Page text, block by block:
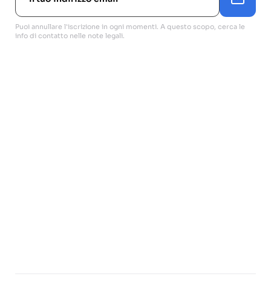
Puoi annullare l'iscrizione in ogni momenti. A questo scopo, cerca le
info di contatto nelle note legali.